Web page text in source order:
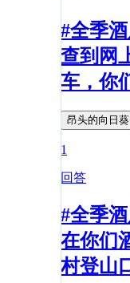
#全季
查到网
车，你
昂头的向日葵
1
回答
#全季
在你们
村登山